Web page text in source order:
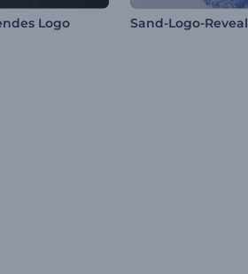
Logo Sand-Logo-Reveal